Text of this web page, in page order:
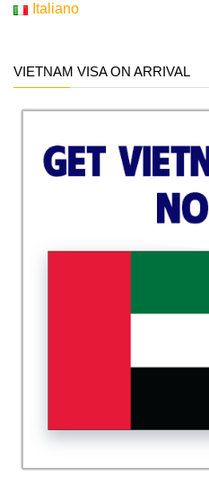
Italiano
VIETNAM VISA ON ARRIVAL